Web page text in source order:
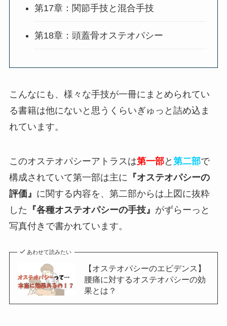
第17章：関節手技と混合手技
第18章：頭蓋骨オステオパシー
こんなにも、様々な手技が一冊にまとめられてい
る書籍は他にないと思うくらいぎゅっと詰め込ま
れています。
このオステオパシーアトラスは第一部と 第二部で
構成されていて第一部は主に 『オステオパシーの
評価』 に関する内容を、第二部からは上図に抜粋
した 『各種オステオパシーの手技』 がずらーっと
写真付きで書かれています。
あわせて読みたい
【オステオパシーのエビデンス】
腰痛に対するオステオパシーの効
果とは？